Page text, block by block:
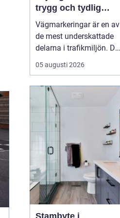
trygg och tydlig
trafik
Vägmarkeringar är en av
de mest underskattade
delarna i trafikmiljön. De
syns överallt, men märks
ofta först när de saknas
vägmarkeringar linjer
skaparstruktur,...
05 augusti 2026
Stambyte i